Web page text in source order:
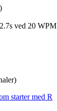
ved 20 WPM
starter med R